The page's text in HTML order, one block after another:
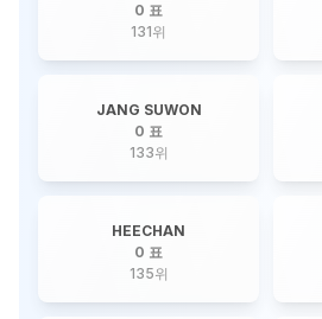
0 표
131위
JANG SUWON
0 표
133위
HEECHAN
0 표
135위